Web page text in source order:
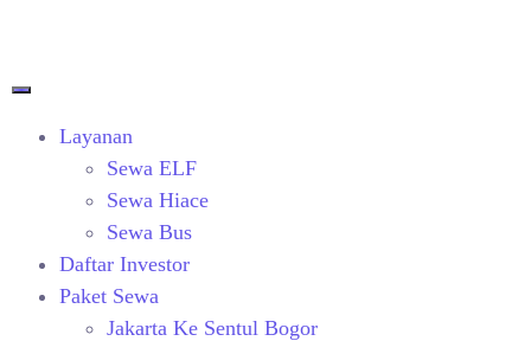
Layanan
Sewa ELF
Sewa Hiace
Sewa Bus
Daftar Investor
Paket Sewa
Jakarta Ke Sentul Bogor